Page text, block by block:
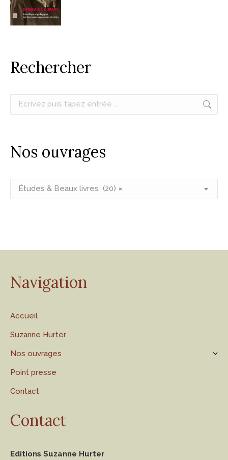
Rechercher
Recherche
:
Nos ouvrages
×
Études & Beaux livres (20)
Navigation
Accueil
Suzanne Hurter
Nos ouvrages
Point presse
Contact
Contact
Editions Suzanne Hurter